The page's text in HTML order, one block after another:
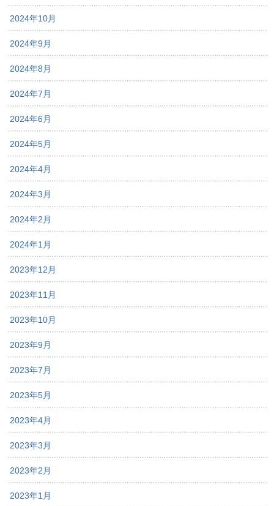
2024年10月
2024年9月
2024年8月
2024年7月
2024年6月
2024年5月
2024年4月
2024年3月
2024年2月
2024年1月
2023年12月
2023年11月
2023年10月
2023年9月
2023年7月
2023年5月
2023年4月
2023年3月
2023年2月
2023年1月